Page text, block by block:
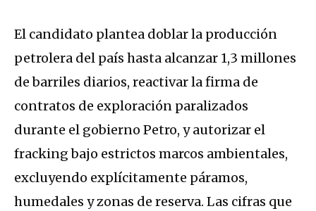
El candidato plantea doblar la producción
petrolera del país hasta alcanzar 1,3 millones
de barriles diarios, reactivar la firma de
contratos de exploración paralizados
durante el gobierno Petro, y autorizar el
fracking bajo estrictos marcos ambientales,
excluyendo explícitamente páramos,
humedales y zonas de reserva. Las cifras que